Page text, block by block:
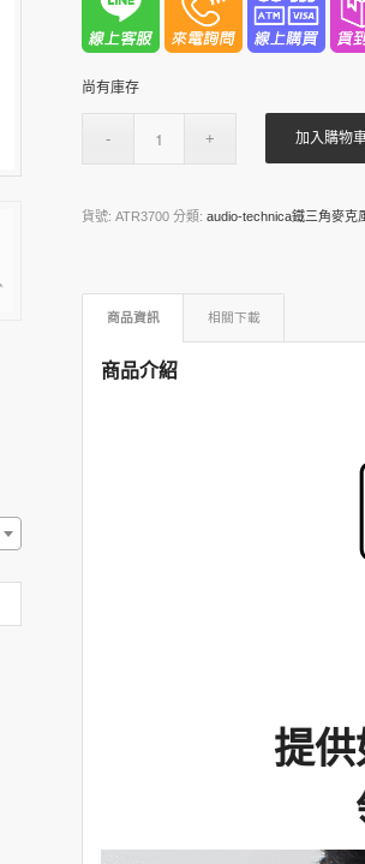
尚有庫存
加入購物
貨號:ATR3700 分類:audio-technica鐵三角麥克
商品資訊 相關下載
商品介紹
提